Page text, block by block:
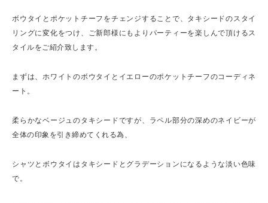
ボウタイとポケットチーフをチェンジすることで、タキシードのスタイ
リングに変化をつけ、ご新郎様にもよりパーティーを楽しんで頂けるス
タイルをご紹介致します。
まずは、ホワイトのボウタイとイエローのポケットチーフのコーディネ
ート。
柔らかなベージュのタキシードですが、ラペル部分の深めのネイビーが
全体の印象を引き締めてくれる為、
シャツとボウタイはタキシードとグラデーションになるような淡い色味
で。